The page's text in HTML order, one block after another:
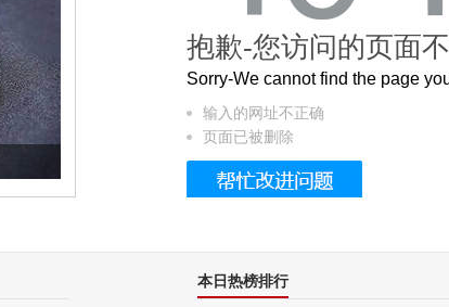
这个3.2米的长卷，还原了600岁的紫禁城
抱歉-您访问的页面不
Sorry-We cannot find the page
输入的网址不正确
页面已被删除
本日热榜排行